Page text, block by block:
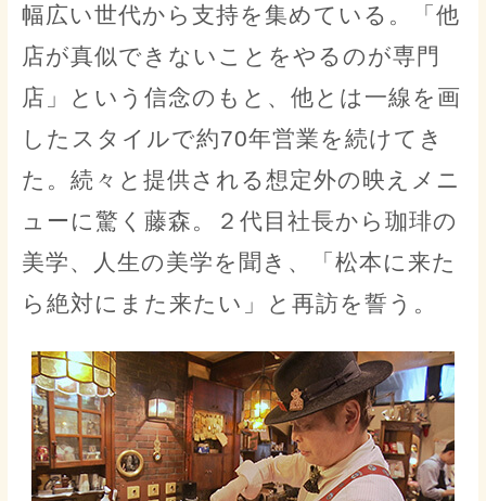
幅広い世代から支持を集めている。「他
店が真似できないことをやるのが専門
店」という信念のもと、他とは一線を画
したスタイルで約70年営業を続けてき
た。続々と提供される想定外の映えメニ
ューに驚く藤森。２代目社長から珈琲の
美学、人生の美学を聞き、「松本に来た
ら絶対にまた来たい」と再訪を誓う。